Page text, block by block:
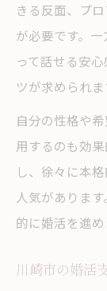
きる反面、プ
が必要です。
って話せる安
ツが求められま
自分の性格や
用するのも効
し、徐々に本
人気がありま
的に婚活を進め
川崎市の婚活